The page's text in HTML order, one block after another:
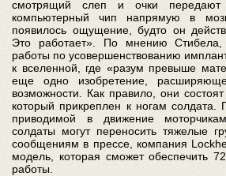
смотрящий слеп и очки
компьютерный чип напрямую в
появилось ощущение, будто он
Это работает». По мнению
работы по усовершенствованию
к вселенной, где «разум превыше
еще одно изобретение,
возможности. Как правило, они
который прикреплен к ногам
приводимой в движение
солдаты могут переносить тяжелые
сообщениям в прессе, компания
модель, которая сможет обеспечить
работы.